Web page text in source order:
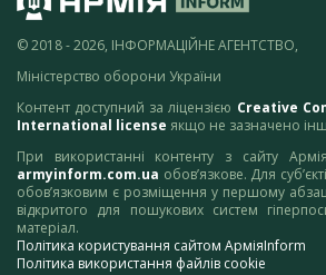
© 2018 - 2026, ІНФОРМАЦІЙНЕ АГЕНТСТВО,
Міністерство оборони України
Контент доступний за ліцензією Creative
International license якщо не зазначено
При використанні контенту з сайту
armyinform.com.ua обов’язкове. Для
обов’язковим є розміщення у першому
відкритого для пошукових систем
матеріал.
Політика користування сайтом АрміяInform
Політика використання файлів cookie